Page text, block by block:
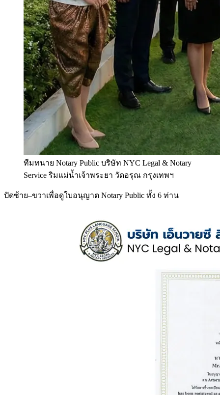
ทีมทนาย Notary Public บริษัท NYC Legal & Notary
Service ริมแม่น้ำเจ้าพระยา วัดอรุณ กรุงเทพฯ
ปัดซ้าย–ขวาเพื่อดูใบอนุญาต Notary Public ทั้ง 6 ท่าน